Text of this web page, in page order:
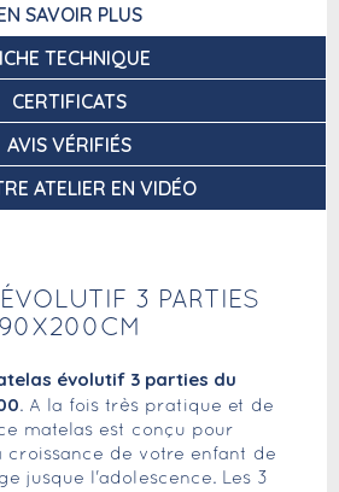
SAVOIR PLUS
TECHNIQUE
CERTIFICATS
AVIS VÉRIFIÉS
ATELIER EN VIDÉO
3 PARTIES
90X200CM
évolutif 3 parties du
. A la fois très pratique et de
matelas est conçu pour
de votre enfant de
jusque l'adolescence. Les 3